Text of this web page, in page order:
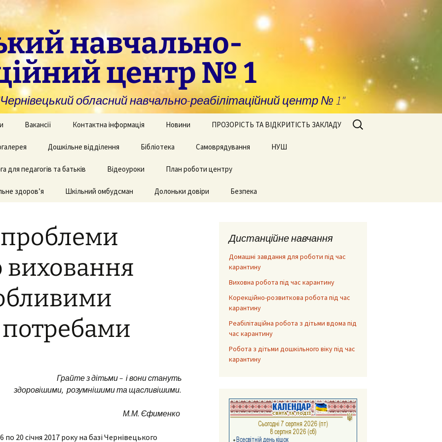
навчально-
центр № 1
обласний навчально-реабілітаційний центр № 1"
закладам із
та
навчання
послуги для
та виховання
діагностика
батьків
Вакансії Контактна інформація Новини ПРОЗОРІСТЬ ТА ВІДКРИТІСТЬ ЗАКЛАДУ
Запобігання та
виявлення корупції
Фінансова звітність
з
творчих робіт
приміщень
Дошкільне відділення
Рекомендації для
Бібліотека Самоврядування НУШ
для педагогів та батьків Відеоуроки План роботи центру
здоров’я Шкільний омбудсман Долоньки довіри Безпека
Пошук:
проблеми
виховання
потребами
Грайте з дітьми – і вони стануть
здоровішими, розумнішими та щасливішими.
М.М. Єфименко
по 20 січня 2017 року на базі Чернівецького
Дистанційне навчання
Домашні завдання для роботи під час
карантину
Виховна робота під час карантину
Корекційно-розвиткова робота під час
карантину
Реабілітаційна робота з дітьми вдома під
час карантину
Робота з дітьми дошкільного віку під час
карантину